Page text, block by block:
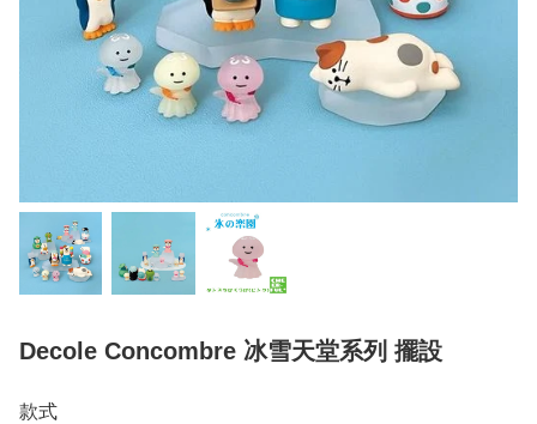
Decole Concombre 冰雪天堂系列 擺設
款式